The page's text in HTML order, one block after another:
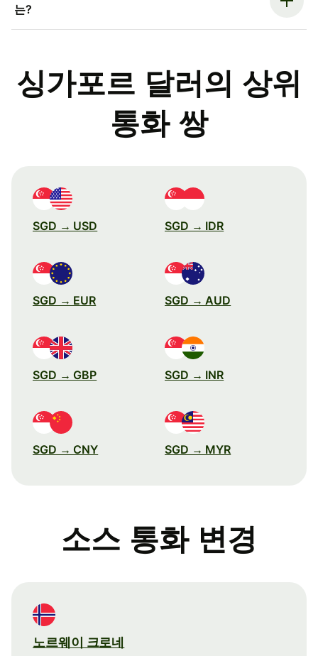
는?
싱가포르 달러의 상위
통화 쌍
SGD → USD SGD → IDR
SGD → EUR SGD → AUD
SGD → GBP SGD → INR
SGD → CNY SGD → MYR
소스 통화 변경
노르웨이 크로네